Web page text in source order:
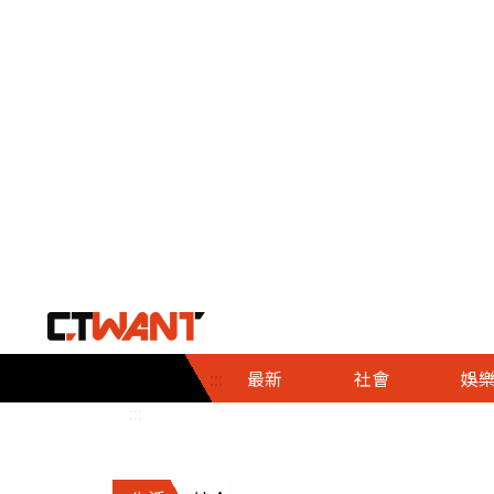
::: 最新 社會
社會首頁
時事
調查
娛樂
娛樂首頁
即時
財經首頁
熱線
政